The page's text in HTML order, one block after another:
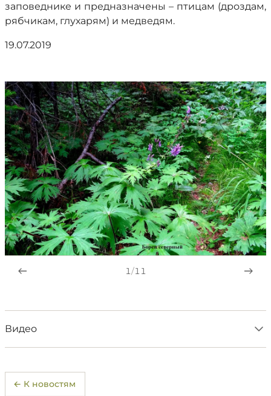
заповеднике и предназначены – птицам (дроздам,
рябчикам, глухарям) и медведям.
19.07.2019
1/11
Видео
← К новостям